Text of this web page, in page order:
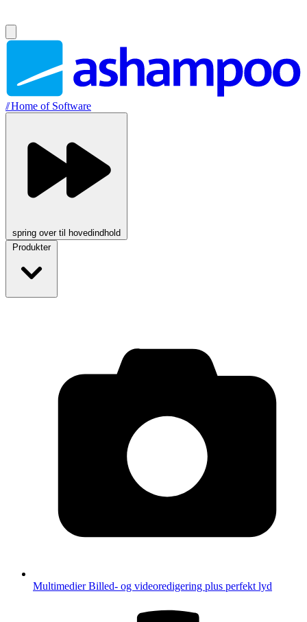
//Home of Software
spring over til hovedindhold
Produkter
MultimedierBilled- og videoredigering plus perfekt lyd